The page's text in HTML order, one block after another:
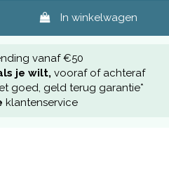
In winkelwagen
vanaf €50
je wilt, vooraf of achteraf
goed, geld terug garantie*
klantenservice